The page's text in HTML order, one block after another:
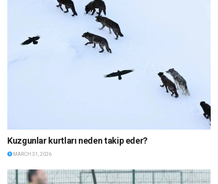
Kuzgunlar kurtları neden takip eder?
MARCH 31, 2026